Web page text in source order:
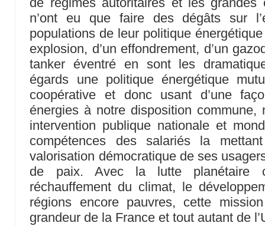
n’ont eu que faire des dégâts sur
populations de leur politique
explosion, d’un effondrement, d’un
tanker éventré en sont les
égards une politique énergétique
coopérative et donc usant d’une
énergies à notre disposition commune,
intervention publique nationale et
compétences des salariés la
valorisation démocratique de ses
de paix. Avec la lutte planétaire
réchauffement du climat, le
régions encore pauvres, cette
grandeur de la France et tout autant de